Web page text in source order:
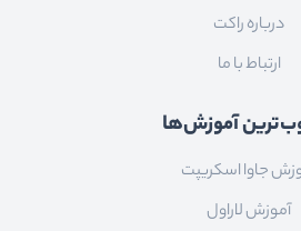
درباره راکت
ارتباط با ما
آموزش‌ها
جاوا اسکریپت
آموزش لاراول